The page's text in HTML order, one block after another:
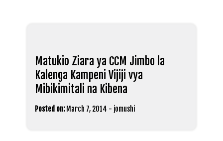
Matukio Ziara ya CCM Jimbo la
Kalenga Kampeni Vijiji vya
Mibikimitali na Kibena
Posted on: March 7, 2014 - jomushi